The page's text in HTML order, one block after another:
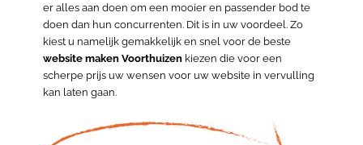
er alles aan doen om een mooier en passender bod te
doen dan hun concurrenten. Dit is in uw voordeel. Zo
kiest u namelijk gemakkelijk en snel voor de beste
website maken Voorthuizen kiezen die voor een
scherpe prijs uw wensen voor uw website in vervulling
kan laten gaan.